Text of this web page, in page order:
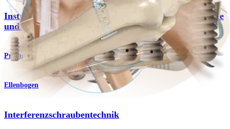
Instrumente für die Hamstring-Transplantat-entnahme
und -präparation
Produkt
Ellenbogen
Interferenzschraubentechnik